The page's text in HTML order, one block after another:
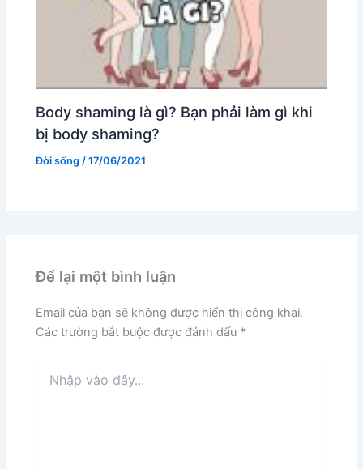
Body shaming là gì? Bạn phải làm gì khi
bị body shaming?
Đời sống /17/06/2021
Để lại một bình luận
Email của bạn sẽ không được hiển thị công khai.
Các trường bắt buộc được đánh dấu *
vào